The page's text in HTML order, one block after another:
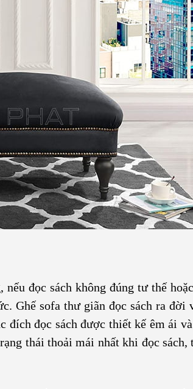
đọc sách không đúng tư thế
Ghế sofa thư giãn đọc sách ra đời
đích đọc sách được thiết kế êm ái
thái thoải mái nhất khi đọc sách,